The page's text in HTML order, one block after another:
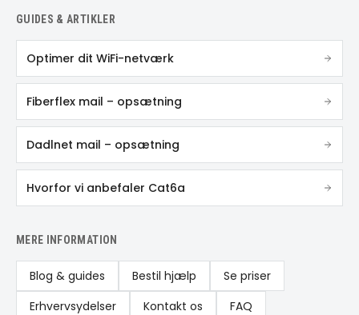
GUIDES & ARTIKLER
Optimer dit WiFi-netværk
Fiberflex mail – opsætning
Dadlnet mail – opsætning
Hvorfor vi anbefaler Cat6a
MERE INFORMATION
Blog & guides Bestil hjælp
Se priser
Erhvervsydelser
Kontakt os FAQ